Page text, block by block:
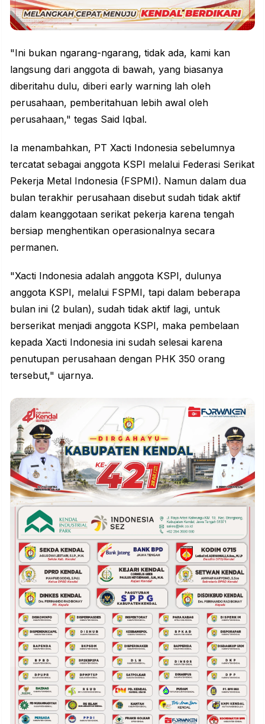
"Ini bukan ngarang-ngarang, tidak ada, kami kan
langsung dari anggota di bawah, yang biasanya
diberitahu dulu, diberi early warning lah oleh
perusahaan, pemberitahuan lebih awal oleh
perusahaan," tegas Said Iqbal.
Ia menambahkan, PT Xacti Indonesia sebelumnya
tercatat sebagai anggota KSPI melalui Federasi Serikat
Pekerja Metal Indonesia (FSPMI). Namun dalam dua
bulan terakhir perusahaan disebut sudah tidak aktif
dalam keanggotaan serikat pekerja karena tengah
bersiap menghentikan operasionalnya secara
permanen.
"Xacti Indonesia adalah anggota KSPI, dulunya
anggota KSPI, melalui FSPMI, tapi dalam beberapa
bulan ini (2 bulan), sudah tidak aktif lagi, untuk
berserikat menjadi anggota KSPI, maka pembelaan
kepada Xacti Indonesia ini sudah selesai karena
penutupan perusahaan dengan PHK 350 orang
tersebut," ujarnya.